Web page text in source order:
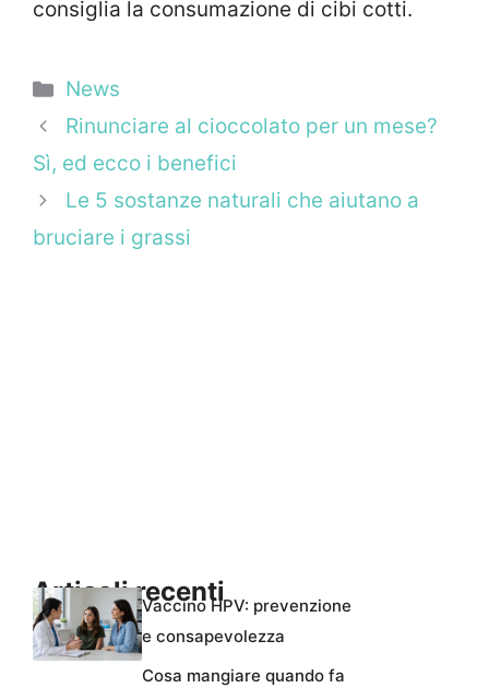
consiglia la consumazione di cibi cotti.
Categorie
News
Rinunciare al cioccolato per un mese?
Sì, ed ecco i benefici
Le 5 sostanze naturali che aiutano a
bruciare i grassi
Articoli recentiVaccino HPV: prevenzione
e consapevolezza
Cosa mangiare quando fa